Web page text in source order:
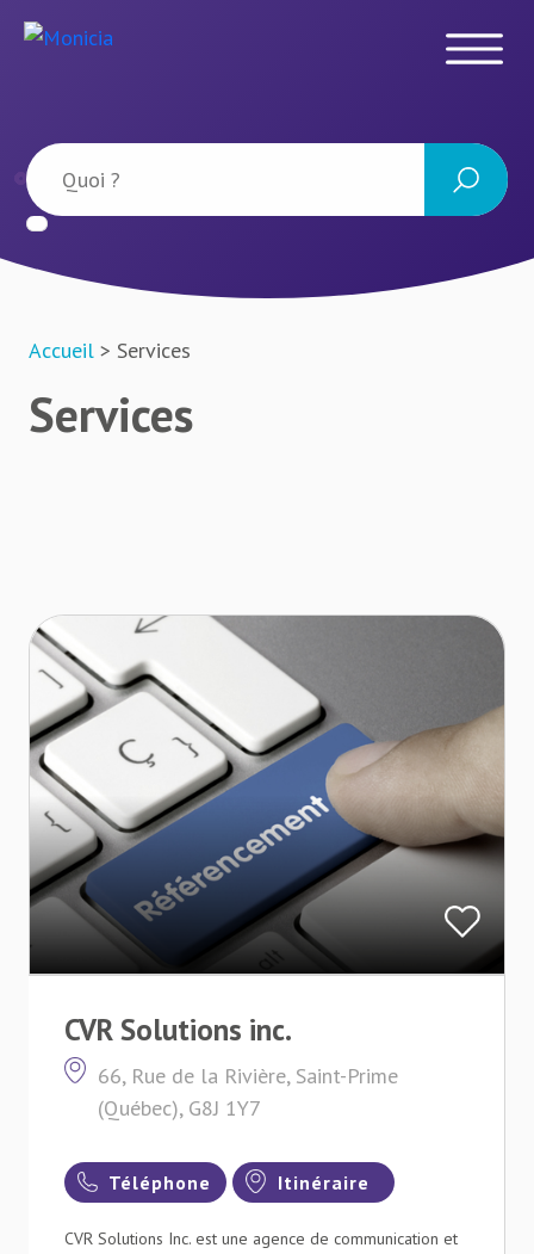
Accueil > Services
Services
CVR Solutions inc.
66, Rue de la Rivière, Saint-Prime
(Québec), G8J 1Y7
Téléphone Itinéraire
CVR Solutions Inc. est une agence de communication et